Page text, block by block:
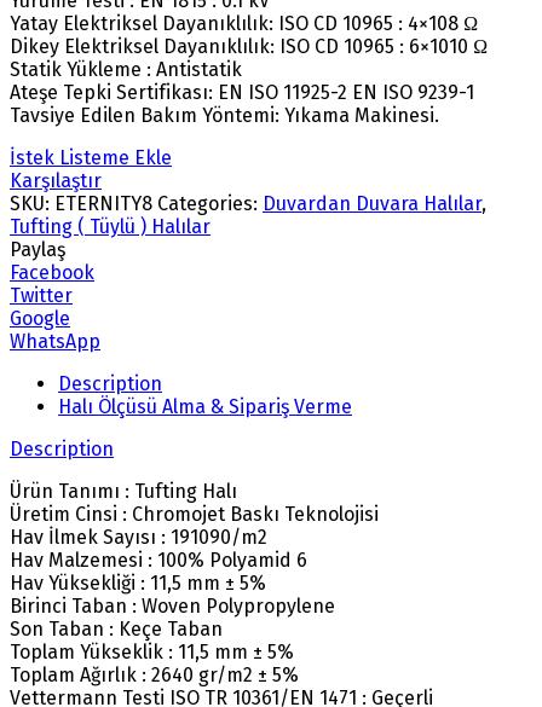
Yatay Elektriksel Dayanıklılık: ISO CD 10965 : 4×108 Ω
Dikey Elektriksel Dayanıklılık: ISO CD 10965 : 6×1010 Ω
Statik Yükleme : Antistatik
Ateşe Tepki Sertifikası: EN ISO 11925-2 EN ISO 9239-1
Tavsiye Edilen Bakım Yöntemi: Yıkama Makinesi.
İstek Listeme Ekle
Karşılaştır
SKU: ETERNITY8 Categories: Duvardan Duvara Halılar,
Tufting ( Tüylü ) Halılar
Paylaş
Facebook
Twitter
Google
WhatsApp
Description
Halı Ölçüsü Alma & Sipariş Verme
Description
Ürün Tanımı : Tufting Halı
Üretim Cinsi : Chromojet Baskı Teknolojisi
Hav İlmek Sayısı : 191090/m2
Hav Malzemesi : 100% Polyamid 6
Hav Yüksekliği : 11,5 mm ± 5%
Birinci Taban : Woven Polypropylene
Son Taban : Keçe Taban
Toplam Yükseklik : 11,5 mm ± 5%
Toplam Ağırlık : 2640 gr/m2 ± 5%
Vettermann Testi ISO TR 10361/EN 1471 : Geçerli